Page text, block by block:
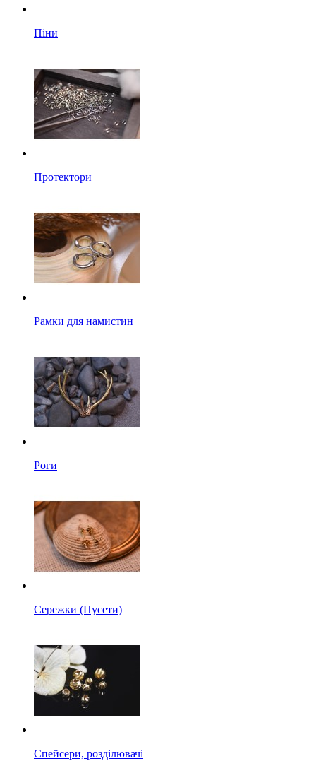
Піни
Протектори
Рамки для намистин
Роги
Сережки (Пусети)
Спейсери, розділювачі